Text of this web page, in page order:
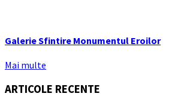
Galerie Sfintire Monumentul Eroilor
Mai multe
ARTICOLE RECENTE